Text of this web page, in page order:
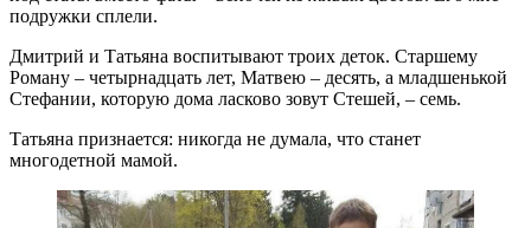
подружки сплели.
Дмитрий и Татьяна воспитывают троих деток. Старшему
Роману – четырнадцать лет, Матвею – десять, а младшенькой
Стефании, которую дома ласково зовут Стешей, – семь.
Татьяна признается: никогда не думала, что станет
многодетной мамой.